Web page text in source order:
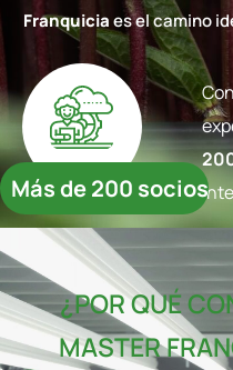
Franquiciaes el camino
Más de 200 socios
¿POR QUÉ
MASTER